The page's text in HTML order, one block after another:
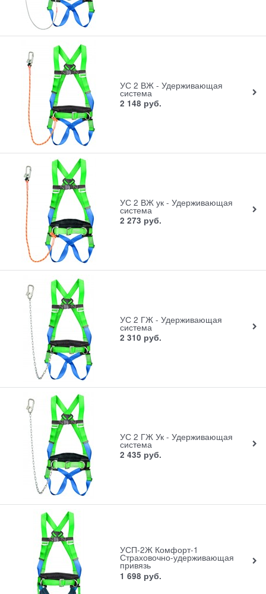
УС 2 ВЖ - Удерживающая
система
2 148 руб.
УС 2 ВЖ ук - Удерживающая
система
2 273 руб.
УС 2 ГЖ - Удерживающая
система
2 310 руб.
УС 2 ГЖ Ук - Удерживающая
система
2 435 руб.
УСП-2Ж Комфорт-1
Страховочно-удерживающая
привязь
1 698 руб.